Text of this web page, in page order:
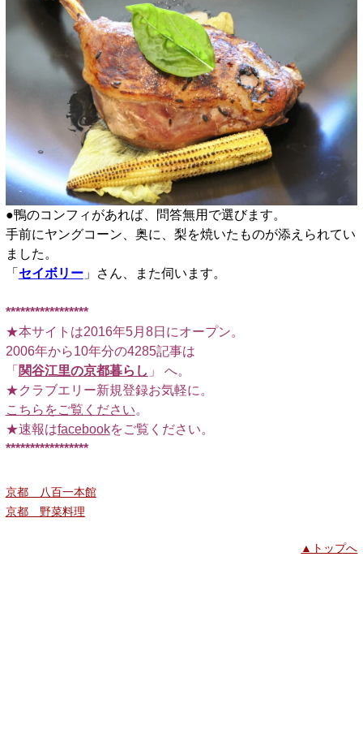
●鴨のコンフィがあれば、問答無用で選びます。
手前にヤングコーン、奥に、梨を焼いたものが添えられてい
ました。
「 セイボリー」さん、また伺います。
*****************
★本サイトは2016年5月8日にオープン。
2006年から10年分の4285記事は
「 関谷江里の京都暮らし 」 へ。
★クラブエリー新規登録お気軽に。
こちらをご覧ください。
★速報はfacebookをご覧ください。
*****************
京都 八百一本館
京都 野菜料理
▲トップへ